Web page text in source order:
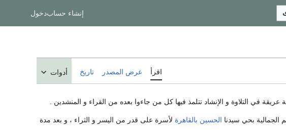
إنشاء حسابدخول
اقرأ عرض المصدر تاريخ أدوات
في التلاوة و الإنشاد تتلمذ فيها كل من جاءوا بعده من القراء و المنشدين .
الحسين بالقاهرة لأسرة على قدر من اليسر و الثراء ، و بعد مدة